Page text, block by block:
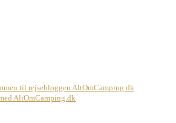
til rejsebloggen AltOmCamping.dk
AltOmCamping.dk